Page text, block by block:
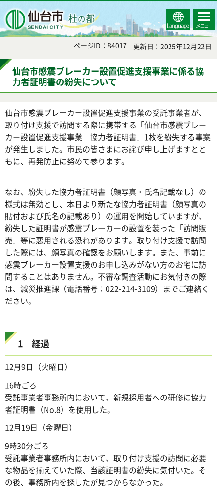
Select
Language
コンテ
ンツメ
ニュー
ページID：84017 更新日：2025年12月22日
仙台市感震ブレーカー設置促進支援事業に係る協
力者証明書の紛失について
仙台市感震ブレーカー設置促進支援事業の受託事業者が、
取り付け支援で訪問する際に携帯する「仙台市感震ブレー
カー設置促進支援事業 協力者証明書」1枚を紛失する事案
が発生しました。市民の皆さまにお詫び申し上げますとと
もに、再発防止に努めて参ります。
なお、紛失した協力者証明書（顔写真・氏名記載なし）の
様式は無効とし、本日より新たな協力者証明書（顔写真の
貼付および氏名の記載あり）の運用を開始していますが、
紛失した証明書が感震ブレーカーの設置を装った「訪問販
売」等に悪用される恐れがあります。取り付け支援で訪問
した際には、顔写真の確認をお願いします。また、事前に
感震ブレーカー設置支援のお申し込みがない方のお宅に訪
問することはありません。不審な調査活動にお気付きの際
は、減災推進課（電話番号：022-214-3109）までご連絡く
ださい。
1 経過
12月9日（火曜日）
16時ごろ
受託事業者事務所内において、新規採用者への研修に協力
者証明書（No.8）を使用した。
12月19日（金曜日）
9時30分ごろ
受託事業者事務所内において、取り付け支援の訪問に必要
な物品を揃えていた際、当該証明書の紛失に気付いた。そ
の後、事務所内を探したが見つからなかった。